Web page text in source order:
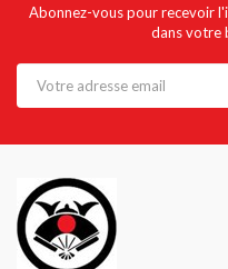
Abonnez-vous pour recevoir
dans votre